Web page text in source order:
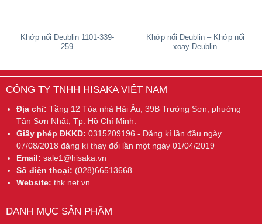
Khớp nối Deublin 1101-339-
259
Khớp nối Deublin – Khớp nối
xoay Deublin
CÔNG TY TNHH HISAKA VIỆT NAM
Địa chỉ: Tầng 12 Tòa nhà Hải Âu, 39B Trường Sơn, phường
Tân Sơn Nhất, Tp. Hồ Chí Minh.
Giấy phép ĐKKD: 0315209196 - Đăng kí lần đầu ngày
07/08/2018 đăng kí thay đổi lần một ngày 01/04/2019
Email: sale1@hisaka.vn
Số điện thoại: (028)66513668
Website: thk.net.vn
DANH MỤC SẢN PHẨM